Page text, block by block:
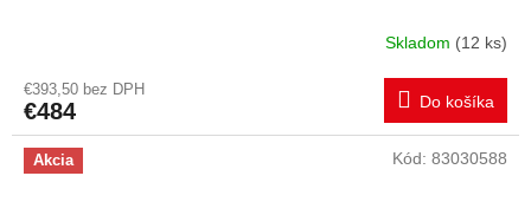
A
R
M
Skladom (12 ks)
€393,50 bez DPH
€484 Do košíka
Akcia Kód: 83030588